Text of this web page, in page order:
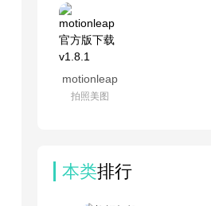
motionleap
官方版下载
v1.8.1
拍照美图
本类排行